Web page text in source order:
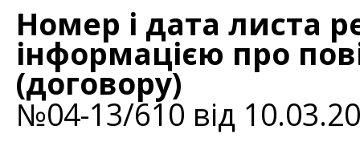
Номер і дата листа
інформацією про
(договору)
№04-13/610 від